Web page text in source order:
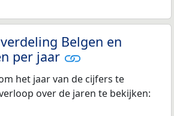
Belgen en
per jaar
het jaar van de cijfers te
over de jaren te bekijken: